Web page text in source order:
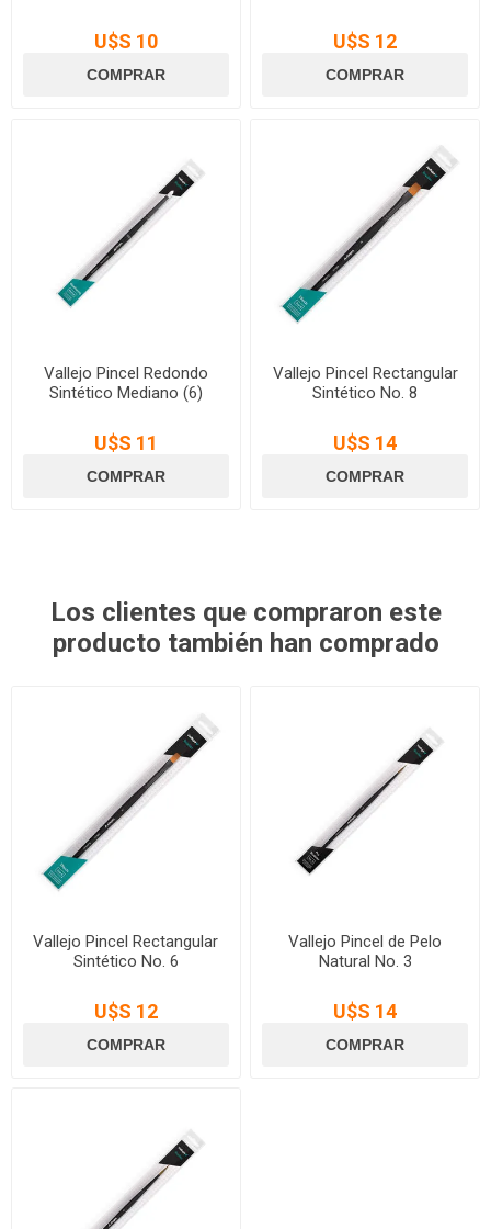
U$S 10 U$S 12
Vallejo Pincel Redondo
Sintético Mediano (6)
U$S 11
Vallejo Pincel Rectangular
Sintético No. 8
U$S 14
Los clientes que compraron este
producto también han comprado
Vallejo Pincel Rectangular
Sintético No. 6
U$S 12
Vallejo Pincel de Pelo
Natural No. 3
U$S 14